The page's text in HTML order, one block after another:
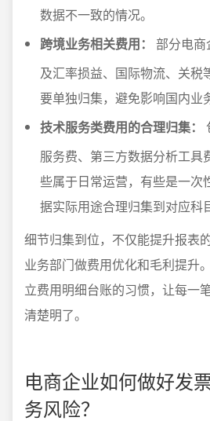
数据不一致的情况。
跨境业务相关费用：
部分电
及汇率损益、国际物流、关税
要单独归集，避免影响国内业
技术服务类费用的合理归集：
服务费、第三方数据分析工具
些属于日常运营，有些是一次
据实际用途合理归集到对应科
细节归集到位，不仅能提升报表
业务部门做费用优化和毛利提升
立费用明细台账的习惯，让每一
清楚明了。
电商企业如何做好发
务风险？